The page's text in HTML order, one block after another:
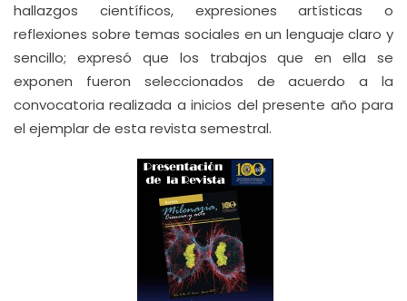
hallazgos científicos, expresiones artísticas o
reflexiones sobre temas sociales en un lenguaje claro y
sencillo; expresó que los trabajos que en ella se
exponen fueron seleccionados de acuerdo a la
convocatoria realizada a inicios del presente año para
el ejemplar de esta revista semestral.